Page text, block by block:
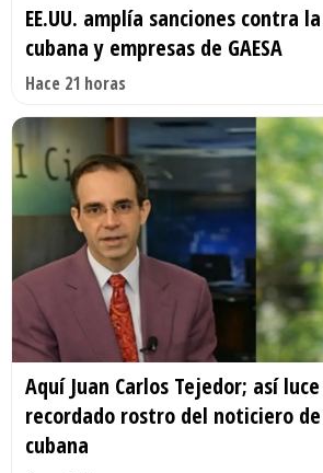
EE.UU. amplía sanciones contra
cubana y empresas de GAESA
Hace 21 horas
Aquí Juan Carlos Tejedor; así
recordado rostro del noticiero
cubana